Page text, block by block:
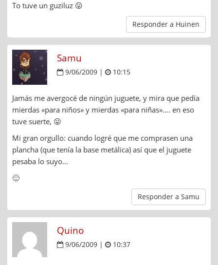
To tuve un guziluz 😛
Responder a Huinen
Samu
9/06/2009 | 10:15
Jamás me avergocé de ningún juguete, y mira que pedía
mierdas «para niños» y mierdas «para niñas»…. en eso
tuve suerte, 😛
Mi gran orgullo: cuando logré que me comprasen una
plancha (que tenía la base metálica) así que el juguete
pesaba lo suyo…
🙂
Responder a Samu
Quino
9/06/2009 | 10:37